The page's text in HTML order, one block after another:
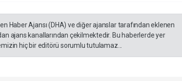
Haber Ajansı (DHA) ve diğer ajanslar tarafından eklenen
ajans kanallarından çekilmektedir. Bu haberlerde yer
hiç bir editörü sorumlu tutulamaz...